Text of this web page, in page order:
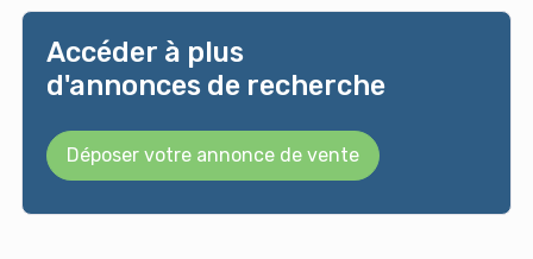
Accéder à plus
d'annonces de recherche
Déposer votre annonce de vente